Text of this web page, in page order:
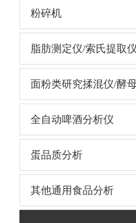
粉碎机
脂肪测定仪/索氏提取仪
面粉类研究揉混仪/酵
全自动啤酒分析仪
蛋品质分析
其他通用食品分析